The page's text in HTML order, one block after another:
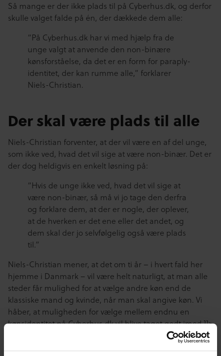
Så mange er der ikke plads til på Cyberhus.dk, og derfor
skulle valget falde på én, der dækkede dem alle:
“På Cyberhus.dk har vi med hjælp fra de
unge valgt at anvende den non-binære
kønsforståelse, da det er en form for paraply-
identitet, der kan rumme alle,” forklarer
Niels-Christian.
Der skal være plads til alle
Niels-Christian forventer, at der vil være en af del unge,
som ikke ved, hvad det vil sige at være non-binær. Det er
der dog heldigvis en enkelt løsning på:
“Hvis de unge ikke ved, hvad det vil sige at
være non-binær, så må vi jo tage den derfra
og forklare dem, at der er nogle, der oplever,
at de hverken er det ene eller det andet, og
dem skal der jo selvfølgelig også være plads
til.”
Niels-Christian mener, at det om ti år – i hvert fald her
hjemme i Danmark – vil være helt naturligt, at man alle
steder får mulighed for at vælge andre køn end de
klassiske mand og kvinde, når man skal angive køn. Vi
håber, at muligheden for vælge mellem endnu en
kønsidentitet på Cyberhus.dk vil blive taget godt imod.]]>